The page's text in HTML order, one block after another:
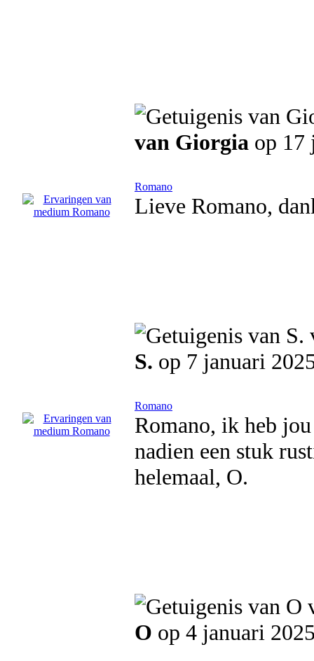
van Giorgia op 17
Romano
Lieve Romano,
S. op 7 januari
Romano
Romano, ik heb
nadien een stuk
helemaal, O.
O op 4 januari